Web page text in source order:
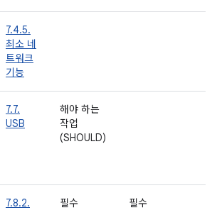
7.4.5.
최소 네
트워크
기능
7.7.
USB
해야 하는
작업
(SHOULD)
7.8.2.
필수
필수